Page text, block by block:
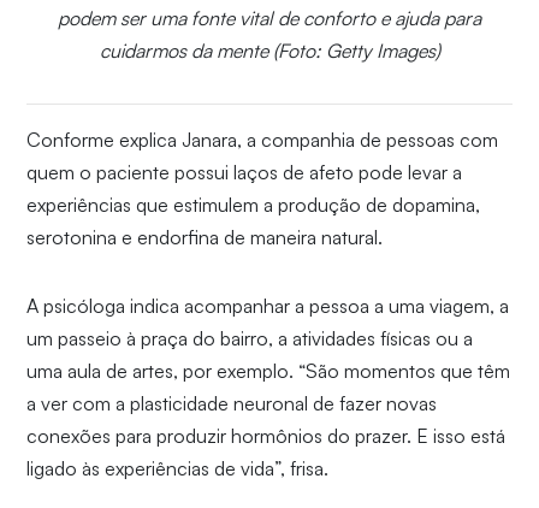
podem ser uma fonte vital de conforto e ajuda para
cuidarmos da mente (Foto: Getty Images)
Conforme explica Janara, a companhia de pessoas com
quem o paciente possui laços de afeto pode levar a
experiências que estimulem a produção de dopamina,
serotonina e endorfina de maneira natural.
A psicóloga indica acompanhar a pessoa a uma viagem, a
um passeio à praça do bairro, a atividades físicas ou a
uma aula de artes, por exemplo. “São momentos que têm
a ver com a plasticidade neuronal de fazer novas
conexões para produzir hormônios do prazer. E isso está
ligado às experiências de vida”, frisa.